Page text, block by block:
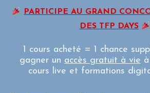
PARTICIPE AU GRAND
DES TFP DAYS
1 cours acheté = 1 chance
gagner un accès gratuit à vie
cours live et formations